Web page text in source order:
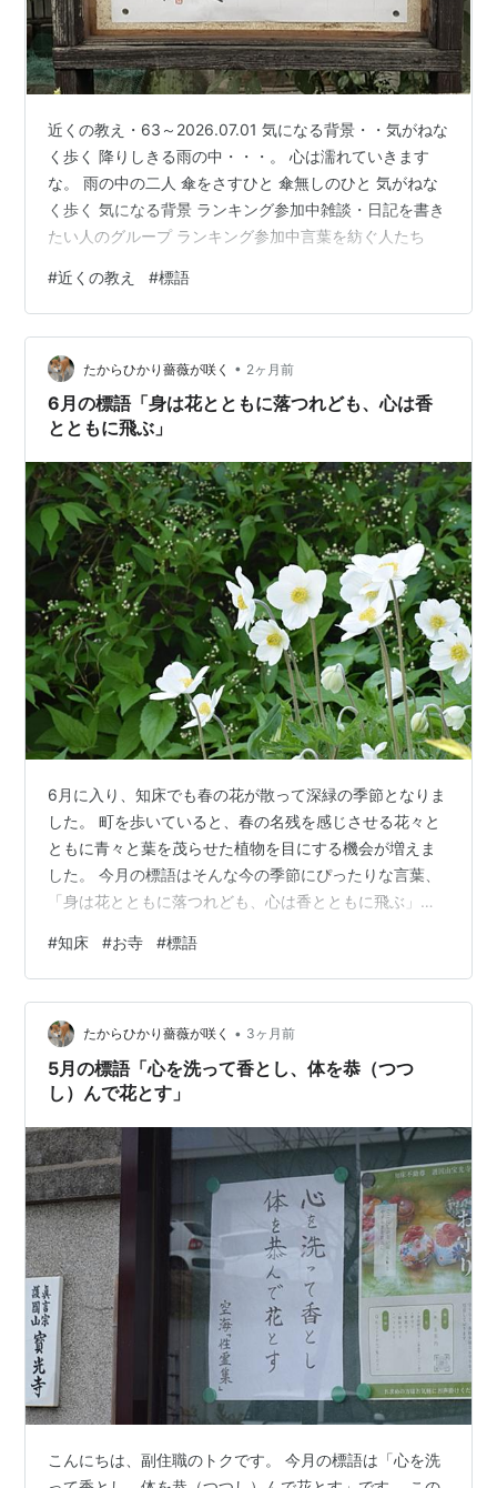
近くの教え・63～2026.07.01 気になる背景・・気がねな
く歩く 降りしきる雨の中・・・。 心は濡れていきます
な。 雨の中の二人 傘をさすひと 傘無しのひと 気がねな
く歩く 気になる背景 ランキング参加中雑談・日記を書き
たい人のグループ ランキング参加中言葉を紡ぐ人たち
#近くの教え #標語
たからひかり薔薇が咲く • 2ヶ月前
6月の標語「身は花とともに落つれども、心は香
とともに飛ぶ」
6月に入り、知床でも春の花が散って深緑の季節となりま
した。 町を歩いていると、春の名残を感じさせる花々と
ともに青々と葉を茂らせた植物を目にする機会が増えま
した。 今月の標語はそんな今の季節にぴったりな言葉、
「身は花とともに落つれども、心は香とともに飛ぶ」で
が、心は香りのように人々の心に残り、また仏様のもと
に昇っていく」という意味で、弘法大師空海の言葉だと
伝えられています。人の身体も花びらも永遠ではありま
せん。 どれだけ元気な体であっても年を重ねれば少しず
つ衰えていきますし、美しく咲く花もやがてはしおれて
散ってしまいます。 しかし、人も花もそれ…
#知床 #お寺 #標語
たからひかり薔薇が咲く • 3ヶ月前
5月の標語「心を洗って香とし、体を恭（つつ
し）んで花とす」
こんにちは、副住職のトクです。 今月の標語は「心を洗